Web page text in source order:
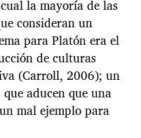
la mayoría de las
consideran un
para Platón era el
de culturas
(Carroll, 2006); un
aducen que una
mal ejemplo para